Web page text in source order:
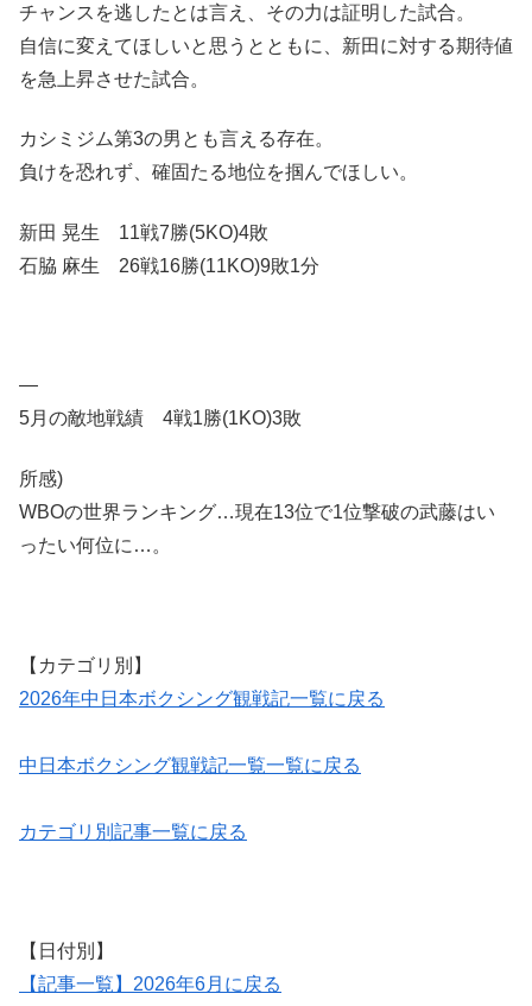
チャンスを逃したとは言え、その力は証明した試合。
自信に変えてほしいと思うとともに、新田に対する期待値
を急上昇させた試合。
カシミジム第3の男とも言える存在。
負けを恐れず、確固たる地位を掴んでほしい。
新田 晃生 11戦7勝(5KO)4敗
石脇 麻生 26戦16勝(11KO)9敗1分
—
5月の敵地戦績 4戦1勝(1KO)3敗
所感)
WBOの世界ランキング…現在13位で1位撃破の武藤はい
ったい何位に…。
【カテゴリ別】
2026年中日本ボクシング観戦記一覧に戻る
中日本ボクシング観戦記一覧一覧に戻る
カテゴリ別記事一覧に戻る
【日付別】
【記事一覧】2026年6月に戻る